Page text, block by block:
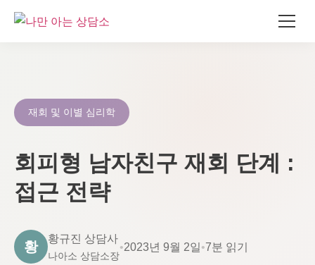
재회 및 이별 심리학
회피형 남자친구 재회 단계 :
접근 전략
황
황규진 상담사
나아소 상담소장
•2023년 9월 2일•7분 읽기